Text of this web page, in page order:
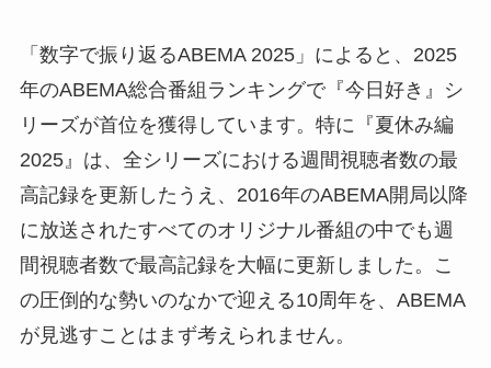
「数字で振り返るABEMA 2025」によると、2025
年のABEMA総合番組ランキングで『今日好き』シ
リーズが首位を獲得しています。特に『夏休み編
2025』は、全シリーズにおける週間視聴者数の最
高記録を更新したうえ、2016年のABEMA開局以降
に放送されたすべてのオリジナル番組の中でも週
間視聴者数で最高記録を大幅に更新しました。こ
の圧倒的な勢いのなかで迎える10周年を、ABEMA
が見逃すことはまず考えられません。